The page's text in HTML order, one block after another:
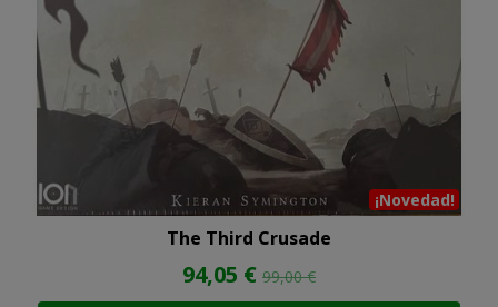
¡Novedad!
The Third Crusade
94,05 € 99,00 €